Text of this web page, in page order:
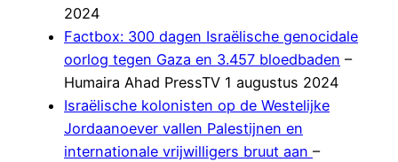
2024
Factbox: 300 dagen Israëlische genocidale
oorlog tegen Gaza en 3.457 bloedbaden –
Humaira Ahad PressTV 1 augustus 2024
Israëlische kolonisten op de Westelijke
Jordaanoever vallen Palestijnen en
internationale vrijwilligers bruut aan –